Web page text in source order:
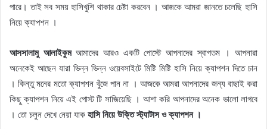
পারে। তাই সব সময় হাসিখুশি থাকার চেষ্টা করবেন । আজকে আমরা জানতে চলেছি হাসি
নিয়ে ক্যাপশন ।
আসসালামু আলাইকুমআমাদের আরও একটি পোস্টে আপনাদের স্বাগতম । আপনারা
অনেকেই আছেন যারা ভিন্ন ভিন্ন ওয়েবসাইটে মিষ্টি মিষ্টি হাসি নিয়ে ক্যাপশন দিতে চান
। কিন্তু মনের মতো ক্যাপশন খুঁজে পান না । আজকে আমরা আপনাদের জন্য বাছাই করা
কিছু ক্যাপশন নিয়ে এই পোস্ট টি সাজিয়েছি । আশা করি আপনাদের অনেক ভালো লাগবে
। তো চলুন দেখে নেয়া যাক হাসি নিয়ে উক্তি স্ট্যাটাস ও ক্যাপশন ।